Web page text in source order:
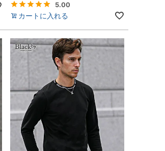
5.00
カートに入れる